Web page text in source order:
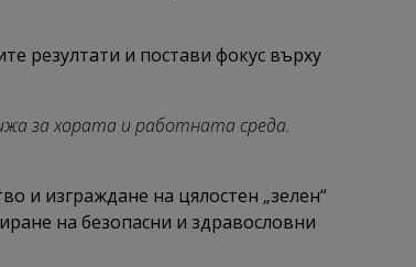
резултати и постави фокус върху
за хората и работната среда.
и изграждане на цялостен „зелен“
на безопасни и здравословни